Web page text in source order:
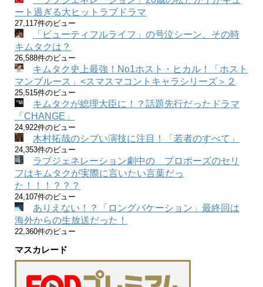
ート過ぎる大ヒットラブドラマ
27,117件のビュー
「ビューティフルライフ」の号泣シーン、その時
キムタクは？
26,588件のビュー
キムタク史上最強！No1ホスト・ヒカル！「ホスト
マンブルース」<スマスマコントキャラシリーズ＞２
25,515件のビュー
キムタクが総理大臣に！？話題先行だったドラマ
「CHANGE」
24,922件のビュー
木村拓哉のシブい演技に注目！「若者のすべて」
24,353件のビュー
ラブジェネレーション劇中の プロポーズのセリ
フはキムタクが実際に言いたい言葉だっ
た！！！？？？
24,107件のビュー
ありえない！？「ロングバケーション」最終回は
海外からの生放送だった！
22,360件のビュー
マスカレード